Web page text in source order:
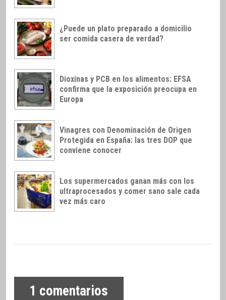
¿Puede un plato preparado a domicilio
ser comida casera de verdad?
Dioxinas y PCB en los alimentos: EFSA
confirma que la exposición preocupa en
Europa
Vinagres con Denominación de Origen
Protegida en España: las tres DOP que
conviene conocer
Los supermercados ganan más con los
ultraprocesados y comer sano sale cada
vez más caro
1 comentarios